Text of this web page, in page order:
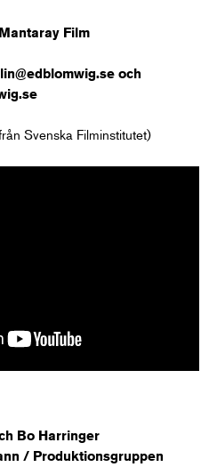
Film
och
Svenska Filminstitutet)
Bo Harringer
/ Produktionsgruppen